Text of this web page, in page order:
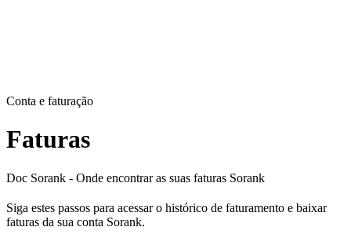
Conta e faturação
Faturas
Doc Sorank - Onde encontrar as suas faturas Sorank
Siga estes passos para acessar o histórico de faturamento e baixar
faturas da sua conta Sorank.